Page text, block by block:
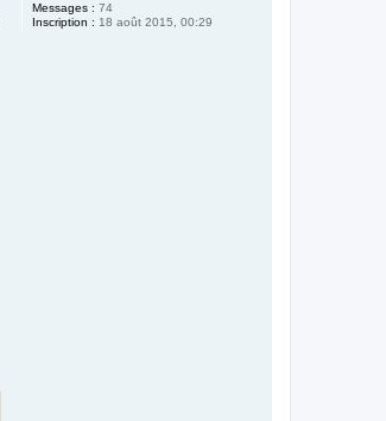
Messages : 74
Inscription : 18 août 2015, 00:29